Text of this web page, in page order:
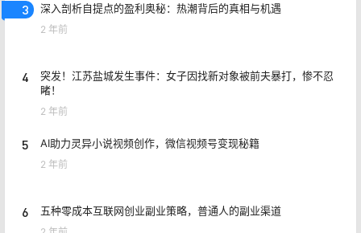
3 深入剖析自提点的盈利奥秘：热潮背后的真相与机遇
2 年前
4
突发！江苏盐城发生事件：女子因找新对象被前夫暴打，惨不忍
睹！
2 年前
5 AI助力灵异小说视频创作，微信视频号变现秘籍
2 年前
6 五种零成本互联网创业副业策略，普通人的副业渠道